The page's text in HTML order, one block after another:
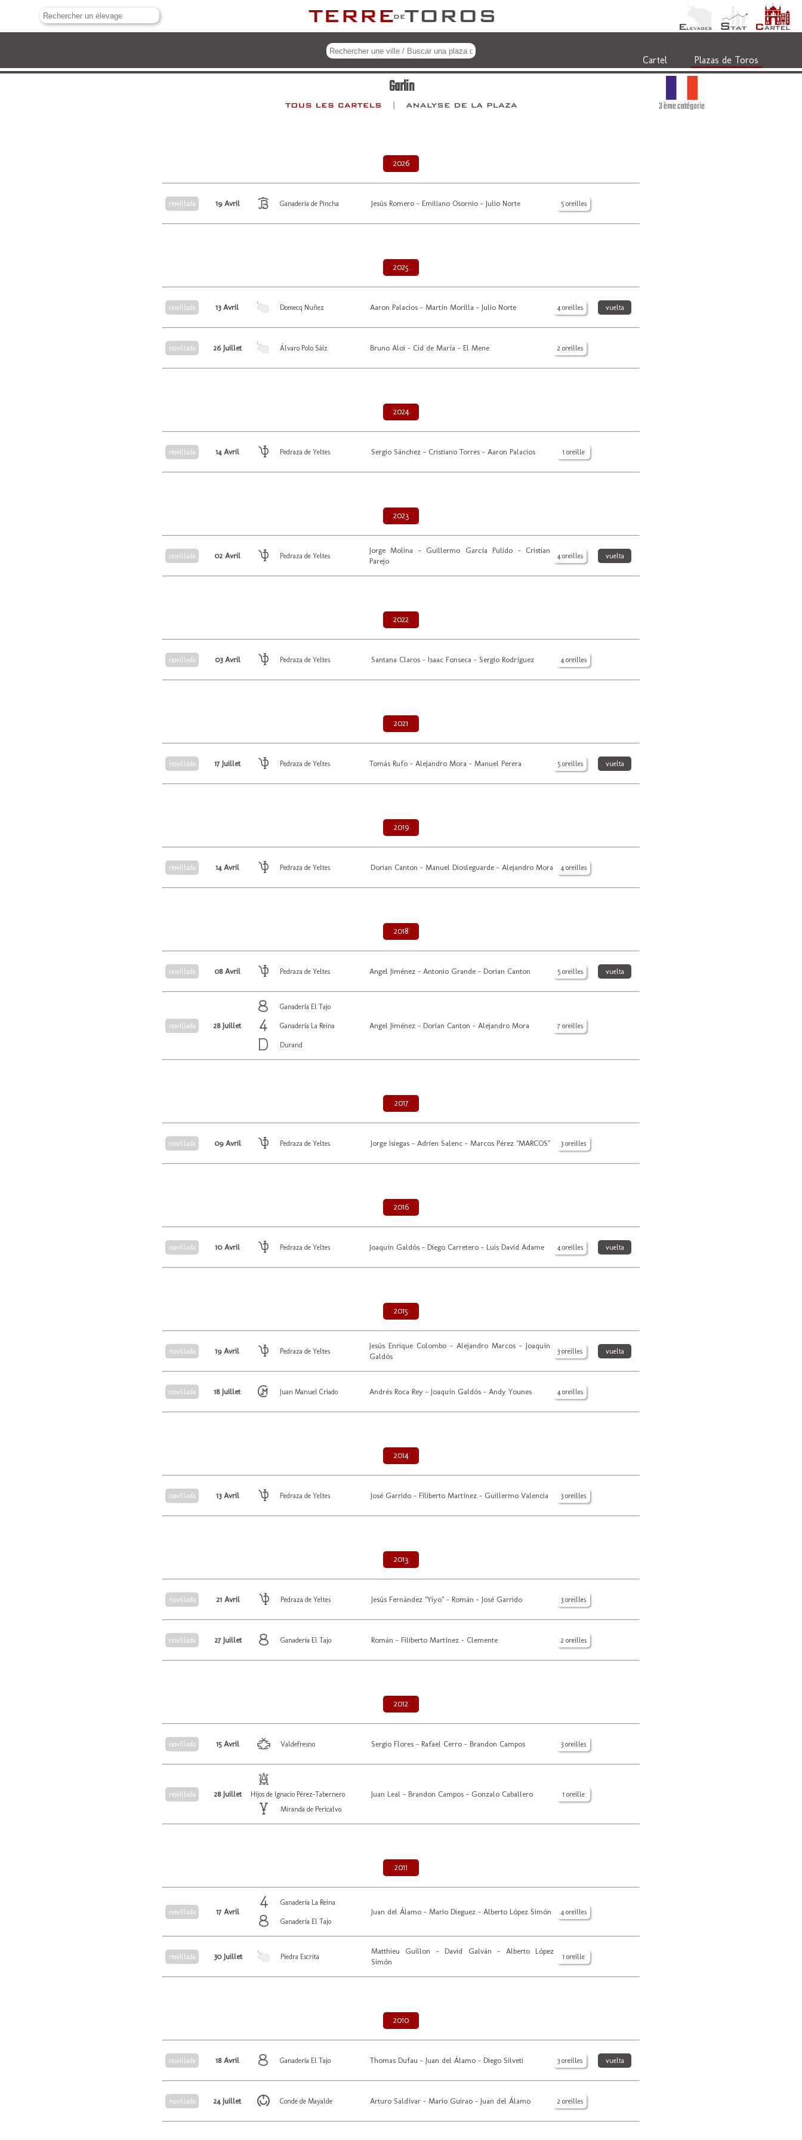
Cartel Plazas de Toros
Garlin
3 ème catégorie
2026
novillada 19 Avril Ganaderia de Pincha Jesús Romero - Emiliano Osornio - Julio Norte 5 oreilles
2025
novillada 13 Avril Domecq Nuñez Aaron Palacios - Martín Morilla - Julio Norte 4 oreilles vuelta
novillada 26 Juillet Álvaro Polo Sáiz Bruno Aloi - Cid de María - El Mene 2 oreilles
2024
novillada 14 Avril Pedraza de Yeltes Sergio Sánchez - Cristiano Torres - Aaron Palacios 1 oreille
2023
novillada 02 Avril Pedraza de Yeltes
Jorge Molina - Guillermo García Pulido - Cristian
Parejo
4 oreilles vuelta
2022
novillada 03 Avril Pedraza de Yeltes Santana Claros - Isaac Fonseca - Sergio Rodríguez 4 oreilles
2021
novillada 17 Juillet Pedraza de Yeltes Tomás Rufo - Alejandro Mora - Manuel Perera 5 oreilles vuelta
2019
novillada 14 Avril Pedraza de Yeltes Dorian Canton - Manuel Diosleguarde - Alejandro Mora 4 oreilles
2018
novillada 08 Avril Pedraza de Yeltes Angel Jiménez - Antonio Grande - Dorian Canton 5 oreilles vuelta
novillada 28 Juillet
Ganadería El Tajo
Ganadería La Reina
Durand
Angel Jiménez - Dorian Canton - Alejandro Mora 7 oreilles
2017
novillada 09 Avril Pedraza de Yeltes Jorge Isiegas - Adrien Salenc - Marcos Pérez "MARCOS" 3 oreilles
2016
novillada 10 Avril Pedraza de Yeltes Joaquín Galdós - Diego Carretero - Luis David Adame 4 oreilles vuelta
2015
novillada 19 Avril Pedraza de Yeltes
Jesús Enrique Colombo - Alejandro Marcos - Joaquín
Galdós
3 oreilles vuelta
novillada 18 Juillet Juan Manuel Criado Andrés Roca Rey - Joaquín Galdós - Andy Younes 4 oreilles
2014
novillada 13 Avril Pedraza de Yeltes José Garrido - Filiberto Martínez - Guillermo Valencia 3 oreilles
2013
novillada 21 Avril Pedraza de Yeltes Jesús Fernández "Yiyo" - Román - José Garrido 3 oreilles
novillada 27 Juillet Ganadería El Tajo Román - Filiberto Martínez - Clemente 2 oreilles
2012
novillada 15 Avril Valdefresno Sergio Flores - Rafael Cerro - Brandon Campos 3 oreilles
novillada 28 Juillet
Hijos de Ignacio Pérez-Tabernero
Miranda de Pericalvo
Juan Leal - Brandon Campos - Gonzalo Caballero 1 oreille
2011
novillada 17 Avril
Ganadería La Reina
Ganadería El Tajo
Juan del Álamo - Mario Dieguez - Alberto López Simón 4 oreilles
novillada 30 Juillet Piedra Escrita
Matthieu Guillon - David Galván - Alberto López
Simón
1 oreille
2010
novillada 18 Avril Ganadería El Tajo Thomas Dufau - Juan del Álamo - Diego Silveti 3 oreilles vuelta
novillada 24 Juillet Conde de Mayalde Arturo Saldívar - Mario Guirao - Juan del Álamo 2 oreilles